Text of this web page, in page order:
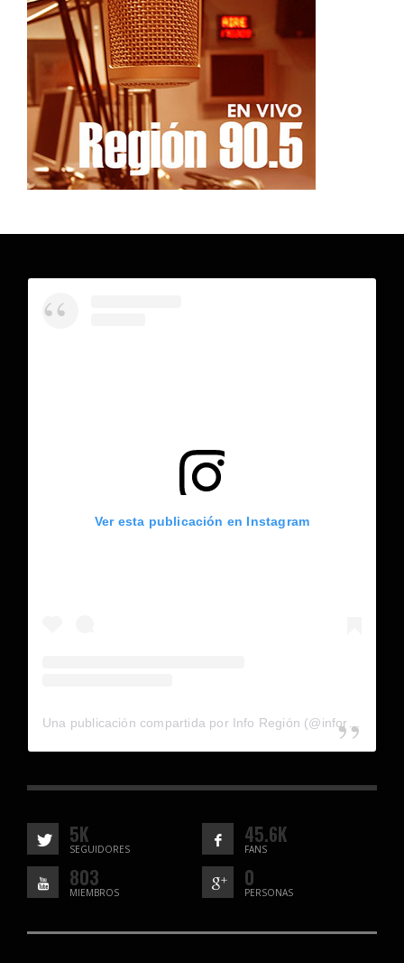
Ver esta publicación en Instagram
5K
SEGUIDORES
45.6K
FANS
803
MIEMBROS
0
PERSONAS